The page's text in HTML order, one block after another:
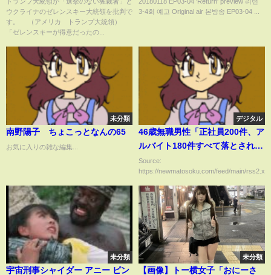
われている」と反発 （2025年2
月20日）
ウクライナのゼレンスキー大統領を批判で
す。 （アメリカ トランプ大統領）
「ゼレンスキーが得意だったの...
3-4회 예고 Original air 본방송 EP03-04 ...
未分類
南野陽子 ちょこっとなんの65
お気に入りの雑な編集...
デジタル
46歳無職男性「正社員200件、ア
ルバイト180件すべて落とされま
した」 ← これｗｗｗｗｗｗ
ｗｗｗ
Source:
https://newmatosoku.com/feed/main/
未分類
宇宙刑事シャイダー アニー ピン
未分類
【画像】トー横女子「おにーさ